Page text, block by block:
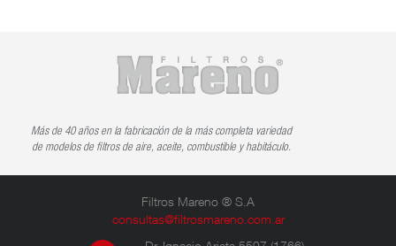
Más de 40 años en la fabricación de la más completa variedad
de modelos de filtros de aire, aceite, combustible y habitáculo.
Filtros Mareno ® S.A
consultas@filtrosmareno.com.ar